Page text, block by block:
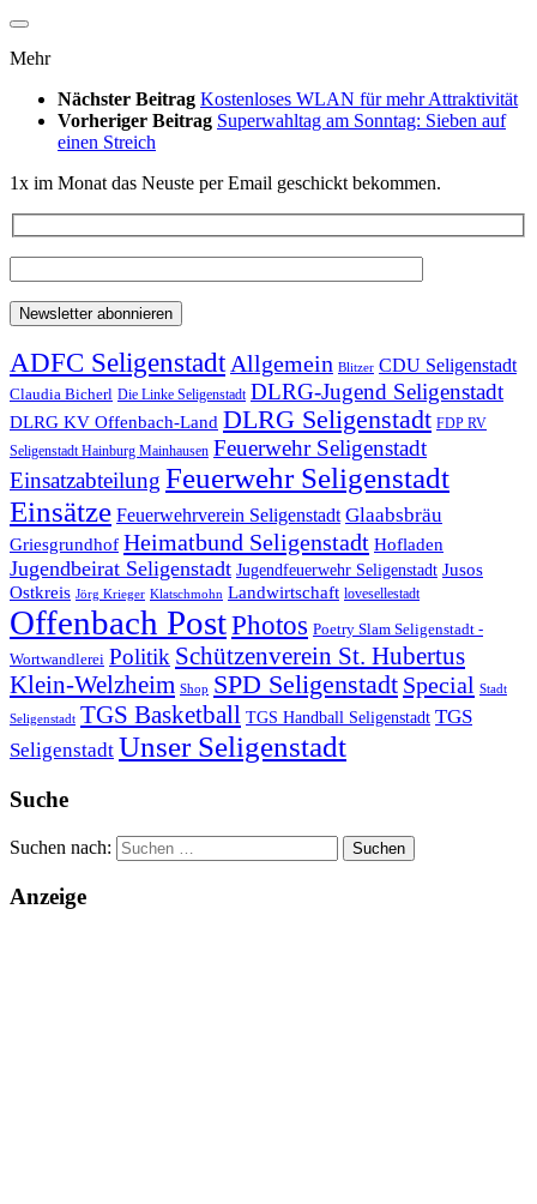
Mehr
Nächster Beitrag Kostenloses WLAN für mehr Attraktivität
Vorheriger Beitrag Superwahltag am Sonntag: Sieben auf
einen Streich
1x im Monat das Neuste per Email geschickt bekommen.
ADFC SeligenstadtAllgemein Blitzer CDU Seligenstadt
Claudia Bicherl Die Linke Seligenstadt DLRG-Jugend Seligenstadt
DLRG KV Offenbach-Land DLRG Seligenstadt FDP RV
Seligenstadt Hainburg Mainhausen Feuerwehr Seligenstadt
Einsatzabteilung Feuerwehr Seligenstadt
Einsätze Feuerwehrverein Seligenstadt Glaabsbräu
Griesgrundhof Heimatbund Seligenstadt Hofladen
Jugendbeirat Seligenstadt Jugendfeuerwehr Seligenstadt Jusos
Ostkreis Jörg Krieger Klatschmohn Landwirtschaft lovesellestadt
Offenbach PostPhotos Poetry Slam Seligenstadt -
Wortwandlerei Politik Schützenverein St. Hubertus
Klein-Welzheim Shop SPD Seligenstadt Special Stadt
Seligenstadt TGS Basketball TGS Handball Seligenstadt TGS
Seligenstadt Unser Seligenstadt
Suche
Suchen nach:
Anzeige